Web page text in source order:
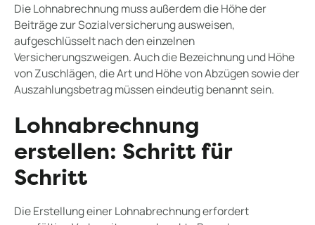
Die Lohnabrechnung muss außerdem die Höhe der
Beiträge zur Sozialversicherung ausweisen,
aufgeschlüsselt nach den einzelnen
Versicherungszweigen. Auch die Bezeichnung und Höhe
von Zuschlägen, die Art und Höhe von Abzügen sowie der
Auszahlungsbetrag müssen eindeutig benannt sein.
Lohnabrechnung
erstellen: Schritt für
Schritt
Die Erstellung einer Lohnabrechnung erfordert